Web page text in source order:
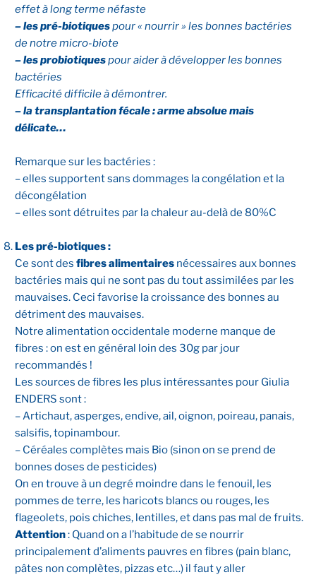
effet à long terme néfaste
– les pré-biotiquespour « nourrir » les bonnes bactéries
de notre micro-biote
– les probiotiquespour aider à développer les bonnes
bactéries
Efficacité difficile à démontrer.
–la transplantation fécale : arme absolue mais
délicate…
Remarque sur les bactéries :
– elles supportent sans dommages la congélation et la
décongélation
– elles sont détruites par la chaleur au-delà de 80%C
Les pré-biotiques :
Ce sont desfibres alimentaires nécessaires aux bonnes
bactéries mais qui ne sont pas du tout assimilées par les
mauvaises. Ceci favorise la croissance des bonnes au
détriment des mauvaises.
Notre alimentation occidentale moderne manque de
fibres : on est en général loin des 30g par jour
recommandés !
Les sources de fibres les plus intéressantes pour Giulia
ENDERS sont :
– Artichaut, asperges, endive, ail, oignon, poireau, panais,
salsifis, topinambour.
– Céréales complètes mais Bio (sinon on se prend de
bonnes doses de pesticides)
On en trouve à un degré moindre dans le fenouil, les
pommes de terre, les haricots blancs ou rouges, les
flageolets, pois chiches, lentilles, et dans pas mal de fruits.
Attention: Quand on a l’habitude de se nourrir
principalement d’aliments pauvres en fibres (pain blanc,
pâtes non complètes, pizzas etc…) il faut y aller